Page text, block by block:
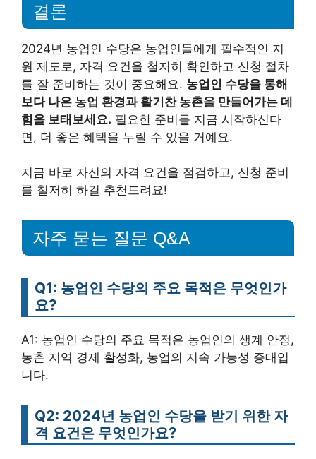
결론
2024년 농업인 수당은 농업인들에게 필수적인 지
원 제도로, 자격 요건을 철저히 확인하고 신청 절차
를 잘 준비하는 것이 중요해요. 농업인 수당을 통해
보다 나은 농업 환경과 활기찬 농촌을 만들어가는 데
힘을 보태보세요. 필요한 준비를 지금 시작하신다
면, 더 좋은 혜택을 누릴 수 있을 거예요.
지금 바로 자신의 자격 요건을 점검하고, 신청 준비
를 철저히 하길 추천드려요!
자주 묻는 질문 Q&A
Q1: 농업인 수당의 주요 목적은 무엇인가
요?
A1: 농업인 수당의 주요 목적은 농업인의 생계 안정,
농촌 지역 경제 활성화, 농업의 지속 가능성 증대입
니다.
Q2: 2024년 농업인 수당을 받기 위한 자
격 요건은 무엇인가요?